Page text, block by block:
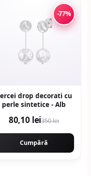
-77%
drop decorati cu
perle sintetice - Alb
80,10 lei350 lei
Cumpără